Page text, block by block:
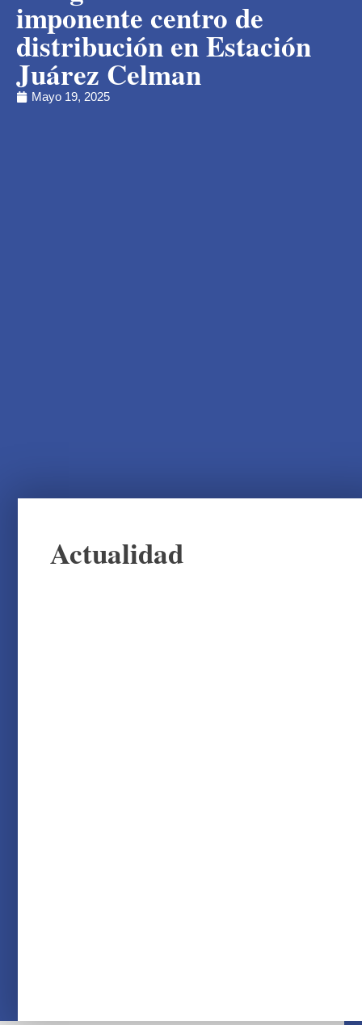
imponente centro de
distribución en Estación
Juárez Celman
Mayo 19, 2025
Actualidad